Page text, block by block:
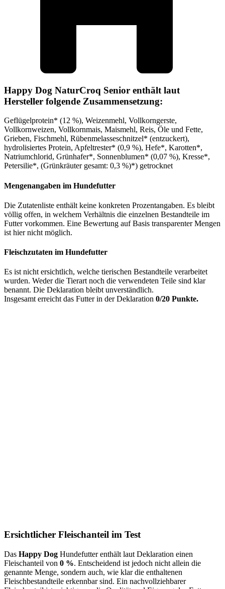
Happy Dog NaturCroq Senior enthält laut
Hersteller folgende Zusammensetzung:
Geflügelprotein* (12 %), Weizenmehl, Vollkorngerste,
Vollkornweizen, Vollkornmais, Maismehl, Reis, Öle und Fette,
Grieben, Fischmehl, Rübenmelasseschnitzel* (entzuckert),
hydrolisiertes Protein, Apfeltrester* (0,9 %), Hefe*, Karotten*,
Natriumchlorid, Grünhafer*, Sonnenblumen* (0,07 %), Kresse*,
Petersilie*, (Grünkräuter gesamt: 0,3 %)*) getrocknet
Mengenangaben im Hundefutter
Die Zutatenliste enthält keine konkreten Prozentangaben. Es bleibt
völlig offen, in welchem Verhältnis die einzelnen Bestandteile im
Futter vorkommen. Eine Bewertung auf Basis transparenter Mengen
ist hier nicht möglich.
Fleischzutaten im Hundefutter
Es ist nicht ersichtlich, welche tierischen Bestandteile verarbeitet
wurden. Weder die Tierart noch die verwendeten Teile sind klar
benannt. Die Deklaration bleibt unverständlich.
Insgesamt erreicht das Futter in der Deklaration 0/20 Punkte.
Ersichtlicher Fleischanteil im Test
Das Happy Dog Hundefutter enthält laut Deklaration einen
Fleischanteil von 0 %. Entscheidend ist jedoch nicht allein die
genannte Menge, sondern auch, wie klar die enthaltenen
Fleischbestandteile erkennbar sind. Ein nachvollziehbarer